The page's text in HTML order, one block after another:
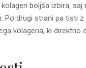
boljša izbira, saj
Po drugi strani pa tisti
kolagena, ki direktno